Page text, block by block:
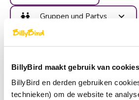
BillyBird maakt gebruik van cookies
BillyBird en derden gebruiken
technieken) om de website te
Attraktionen
Karte
Veranstaltungen
Gruppen und Partys
Kinderparty
Klassenfahrt
Gruppenausflug
Vorteile
Kontakt
Kaufen Sie Tickets
Immer offen!